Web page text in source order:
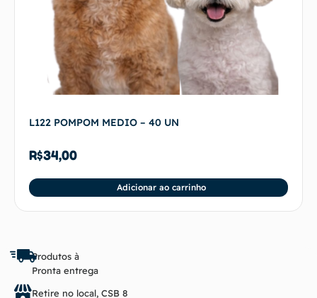
L122 POMPOM MEDIO – 40 UN
R$34,00
Adicionar ao carrinho
Produtos à
Pronta entrega
Retire no local, CSB 8